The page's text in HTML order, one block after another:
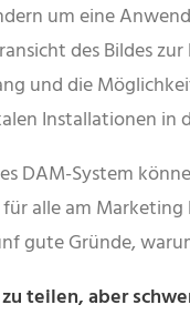
um eine
des Bildes
und die
Installationen in
DAM-System
alle am
gute Gründe,
teilen, aber